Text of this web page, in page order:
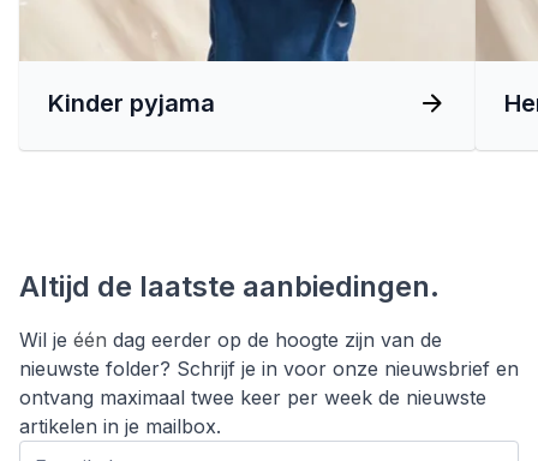
Kinder pyjama
Altijd de laatste aanbiedingen.
Wil je één dag eerder op de hoogte zijn van de
nieuwste folder? Schrijf je in voor onze nieuwsbrief en
ontvang maximaal twee keer per week de nieuwste
artikelen in je mailbox.